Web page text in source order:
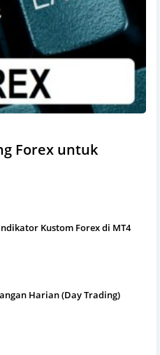
Forex untuk
Kustom Forex di MT4
Harian (Day Trading)